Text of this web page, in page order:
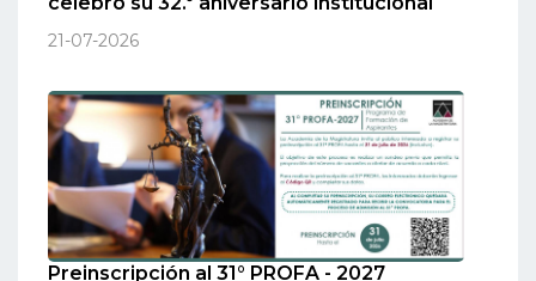
21-07-2026
Preinscripción al 31° PROFA - 2027